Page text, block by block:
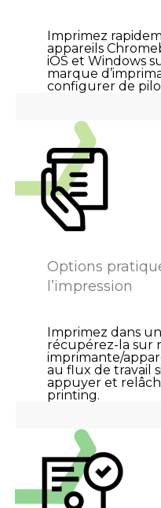
Imprimez
appareils
iOS et Windows
marque
configurer de
Options
l’impression
Imprimez dans
récupérez-la sur
imprimante/
au flux de travail
appuyer et
printing.